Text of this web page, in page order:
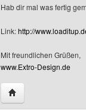
Hab dir mal was fertig
Link:http://
Mit freundlichen Grüßen,
www.Extro-Design.de
Website dieses